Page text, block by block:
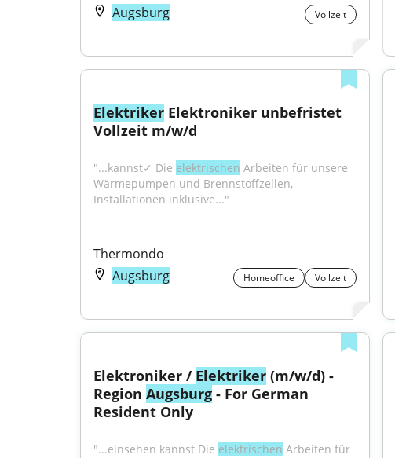
Augsburg
Vollzeit
Elektriker Elektroniker unbefristet
Vollzeit m/w/d
"...kannst✓ Die elektrischen Arbeiten für unsere
Wärmepumpen und Brennstoffzellen,
Installationen inklusive..."
Thermondo
Augsburg
Homeoffice Vollzeit
Elektroniker / Elektriker (m/w/d) -
Region Augsburg - For German
Resident Only
"...einsehen kannst Die elektrischen Arbeiten für